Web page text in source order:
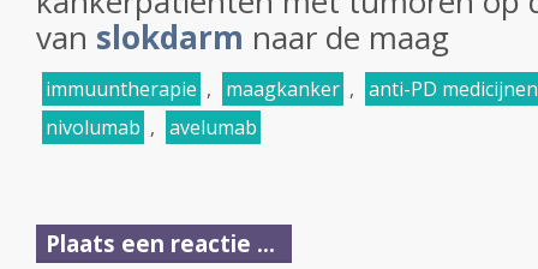
van slokdarm naar de maag
immuuntherapie , maagkanker , anti-PD medicijnen
nivolumab , avelumab
Plaats een reactie ...